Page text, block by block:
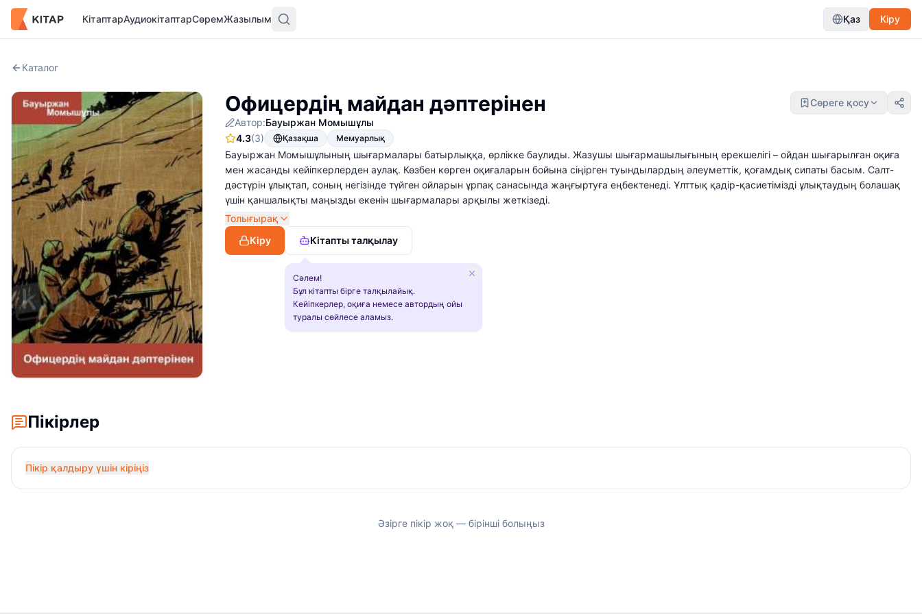
КітаптарАудиокітаптарСөремЖазылым Қаз Кіру
Каталог
Офицердің майдан дәптерінен
Сөреге қосу
Автор:Бауыржан Момышұлы
4.3(3) Қазақша Мемуарлық
Бауыржан Момышұлының шығармалары батырлыққа, өрлікке баулиды. Жазушы шығармашылығының ерекшелігі – ойдан шығарылған оқиға
мен жасанды кейіпкерлерден аулақ. Көзбен көрген оқиғаларын бойына сіңірген туындылардың әлеуметтік, қоғамдық сипаты басым. Салт-
дәстүрін ұлықтап, соның негізінде түйген ойларын ұрпақ санасында жаңғыртуға еңбектенеді. Ұлттық қадір-қасиетімізді ұлықтаудың болашақ
үшін қаншалықты маңызды екенін шығармалары арқылы жеткізеді.
Толығырақ
Кіру
Кітапты талқылау
Сәлем!
Бұл кітапты бірге талқылайық.
Кейіпкерлер, оқиға немесе автордың ойы
туралы сөйлесе аламыз.
Пікірлер
Пікір қалдыру үшін кіріңіз
Әзірге пікір жоқ — бірінші болыңыз